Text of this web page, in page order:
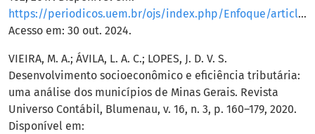
https://periodicos.uem.br/ojs/index.php/Enfoque/article/view/33938
Acesso em: 30 out. 2024.
VIEIRA, M. A.; ÁVILA, L. A. C.; LOPES, J. D. V. S.
Desenvolvimento socioeconômico e eficiência tributária:
uma análise dos municípios de Minas Gerais. Revista
Universo Contábil, Blumenau, v. 16, n. 3, p. 160–179, 2020.
Disponível em: